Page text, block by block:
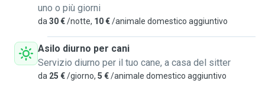
uno o più giorni
da 30 €/notte, 10 €/animale domestico aggiuntivo
Asilo diurno per cani
Servizio diurno per il tuo cane, a casa del sitter
da 25 €/giorno, 5 €/animale domestico aggiuntivo